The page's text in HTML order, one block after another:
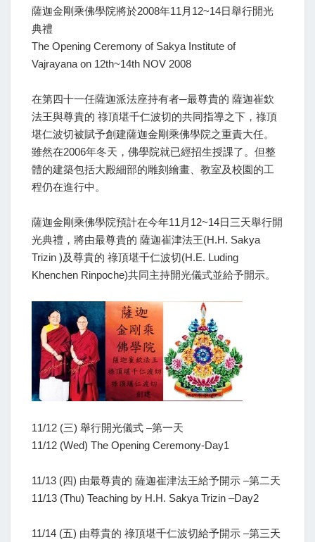
薩迦金剛乘佛學院將於2008年11月12~14日舉行開光
典禮
The Opening Ceremony of Sakya Institute of
Vajrayana on 12th~14th NOV 2008
在第四十一任薩迦派法座持有者─最尊貴的 薩迦崔欽
法王與尊貴的 祿頂堪千仁波切的共同指導之下，祿頂
堪仁波切被賦予創建薩迦金剛乘佛學院之重責大任。
雖然在2006年冬天，佛學院就已經招生授課了。但整
體的建築包括大殿細部的雕刻繪畫、教室及校園的工
程仍在進行中。
薩迦金剛乘佛學院預計在今年11月12~14日三天舉行開
光典禮，將由最尊貴的 薩迦崔津法王(H.H. Sakya
Trizin )及尊貴的 祿頂堪千仁波切(H.E. Luding
Khenchen Rinpoche)共同主持開光儀式並給予開示。
11/12 (三) 舉行開光儀式 –第一天
11/12 (Wed) The Opening Ceremony-Day1
11/13 (四) 由最尊貴的 薩迦崔津法王給予開示 –第二天
11/13 (Thu) Teaching by H.H. Sakya Trizin –Day2
11/14 (五) 由尊貴的 祿頂堪千仁波切給予開示 –第三天